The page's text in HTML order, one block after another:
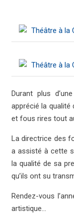
Durant plus
apprécié la
et fous rires tout
La directrice des
a assisté à cette
la qualité de sa
qu’ils ont su
Rendez-vous
artistique…